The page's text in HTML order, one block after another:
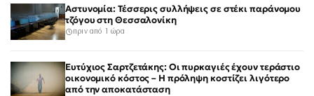
Αστυνομία: Τέσσερις συλλήψεις σε στέκι παράνομου
τζόγου στη Θεσσαλονίκη
πριν από 1 ώρα
Ευτύχιος Σαρτζετάκης: Οι πυρκαγιές έχουν τεράστιο
οικονομικό κόστος – Η πρόληψη κοστίζει λιγότερο
από την αποκατάσταση